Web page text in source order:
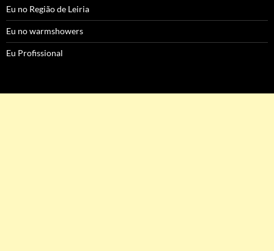
Eu no Região de Leiria
Eu no warmshowers
Eu Profissional